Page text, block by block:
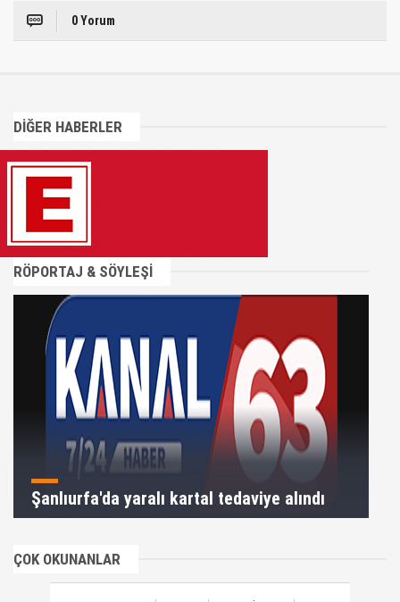
0 Yorum
DİĞER HABERLER
RÖPORTAJ & SÖYLEŞİ
Şanlıurfa'da yaralı kartal tedaviye alındı
ÇOK OKUNANLAR